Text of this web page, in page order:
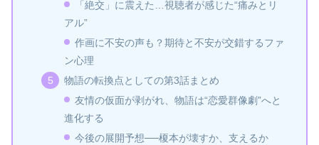
「絶交」に震えた…視聴者が感じた“痛みとリ
アル”
作画に不安の声も？期待と不安が交錯するファ
ン心理
物語の転換点としての第3話まとめ
友情の仮面が剥がれ、物語は“恋愛群像劇”へと
進化する
今後の展開予想──榎本が壊すか、支えるか